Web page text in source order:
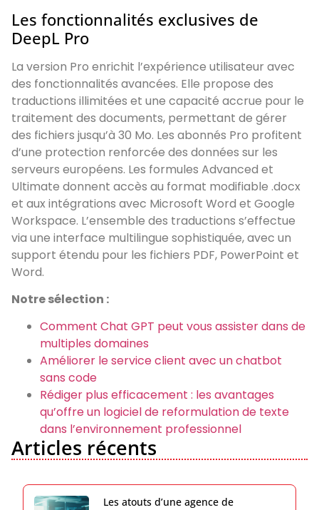
Les fonctionnalités exclusives de
DeepL Pro
La version Pro enrichit l’expérience utilisateur avec
des fonctionnalités avancées. Elle propose des
traductions illimitées et une capacité accrue pour le
traitement des documents, permettant de gérer
des fichiers jusqu’à 30 Mo. Les abonnés Pro profitent
d’une protection renforcée des données sur les
serveurs européens. Les formules Advanced et
Ultimate donnent accès au format modifiable .docx
et aux intégrations avec Microsoft Word et Google
Workspace. L’ensemble des traductions s’effectue
via une interface multilingue sophistiquée, avec un
support étendu pour les fichiers PDF, PowerPoint et
Word.
Notre sélection :
Comment Chat GPT peut vous assister dans de
multiples domaines
Améliorer le service client avec un chatbot
sans code
Rédiger plus efficacement : les avantages
qu’offre un logiciel de reformulation de texte
dans l’environnement professionnel
Articles récents
Les atouts d’une agence de